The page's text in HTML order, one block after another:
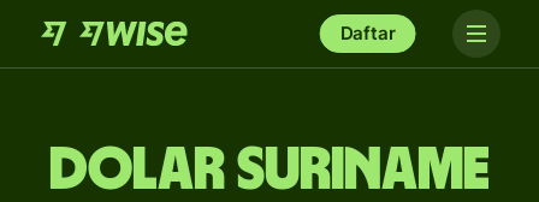
Daftar
dolar Suriname